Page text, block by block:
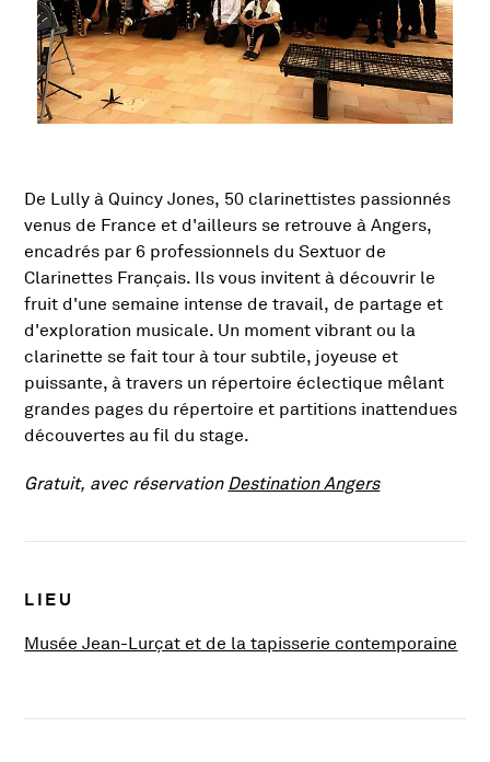
Présentation de l'activité
De Lully à Quincy Jones, 50 clarinettistes passionnés
venus de France et d'ailleurs se retrouve à Angers,
encadrés par 6 professionnels du Sextuor de
Clarinettes Français. Ils vous invitent à découvrir le
fruit d'une semaine intense de travail, de partage et
d'exploration musicale. Un moment vibrant ou la
clarinette se fait tour à tour subtile, joyeuse et
puissante, à travers un répertoire éclectique mêlant
grandes pages du répertoire et partitions inattendues
découvertes au fil du stage.
Gratuit, avec réservation Destination Angers, Ouvre une
LIEU
Musée Jean-Lurçat et de la tapisserie contemporaine